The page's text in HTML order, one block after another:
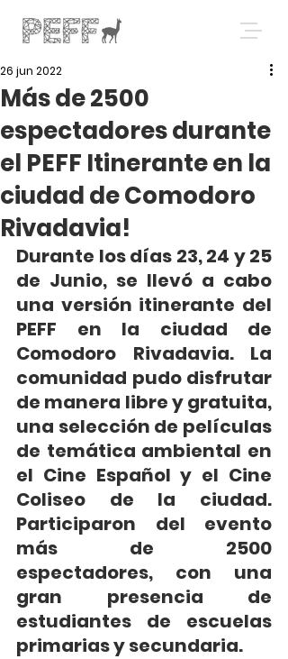
Más de 2500
espectadores durante
el PEFF Itinerante en la
ciudad de Comodoro
Rivadavia!
26 jun 2022
Durante los días 23, 24 y 25
de Junio, se llevó a cabo
una versión itinerante del
PEFF en la ciudad de
Comodoro Rivadavia. La
comunidad pudo disfrutar
de manera libre y gratuita,
una selección de películas
de temática ambiental en
el Cine Español y el Cine
Coliseo de la ciudad.
Participaron del evento
más de 2500
espectadores, con una
gran presencia de
estudiantes de escuelas
primarias y secundaria.